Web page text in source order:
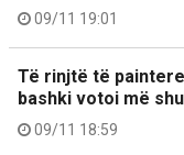
09/11 19:01
Të rinjtë të
bashki votoi më
09/11 18:59